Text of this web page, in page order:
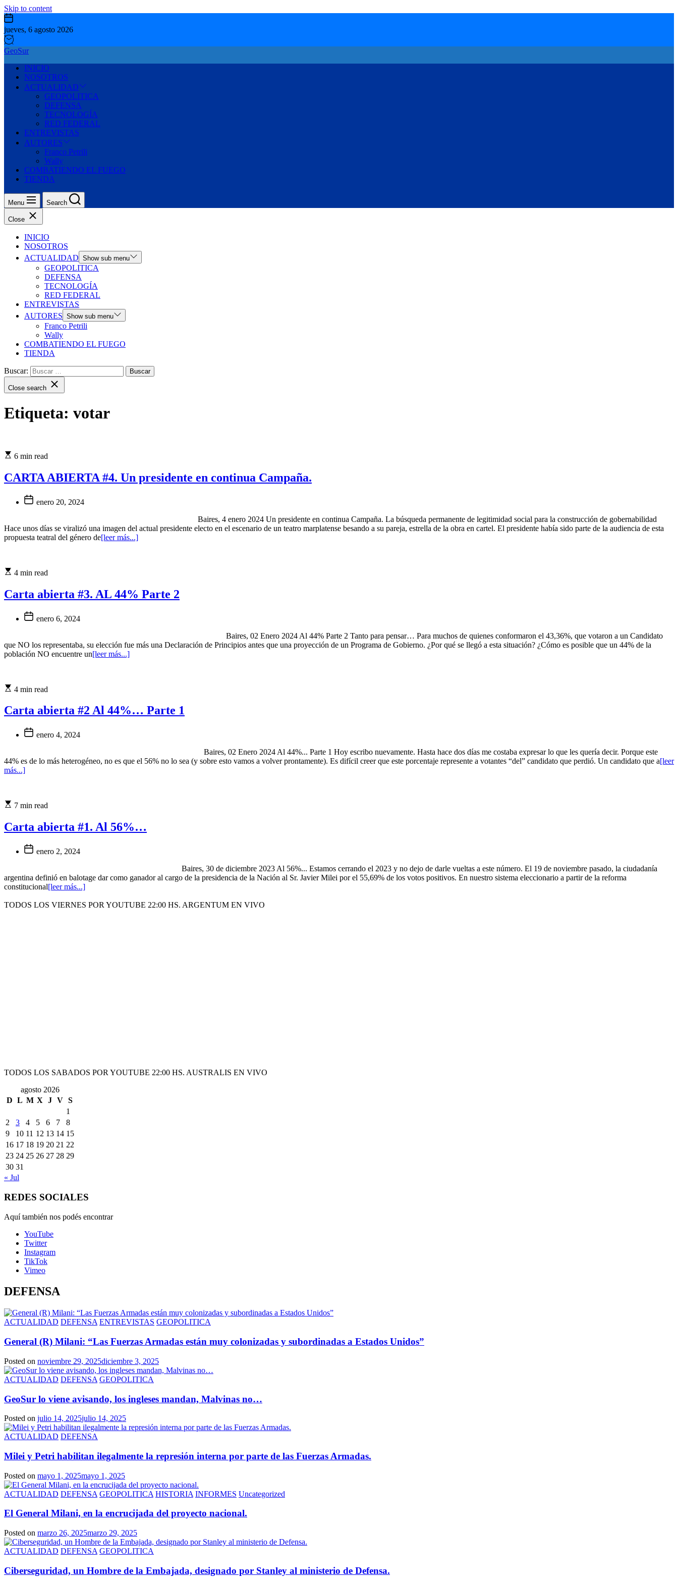
Skip to content
jueves, 6 agosto 2026
GeoSur
INICIO
NOSOTROS
ACTUALIDAD
GEOPOLITICA
DEFENSA
TECNOLOGÍA
RED FEDERAL
ENTREVISTAS
AUTORES
Franco Petrili
Wally
COMBATIENDO EL FUEGO
TIENDA
Menu Search
Close
INICIO
NOSOTROS
ACTUALIDAD Show sub menu
GEOPOLITICA
DEFENSA
TECNOLOGÍA
RED FEDERAL
ENTREVISTAS
AUTORES Show sub menu
Franco Petrili
Wally
COMBATIENDO EL FUEGO
TIENDA
Buscar:
Close search
Etiqueta: votar
6 min read
CARTA ABIERTA #4. Un presidente en continua Campaña.
enero 20, 2024
Baires, 4 enero 2024 Un presidente en continua Campaña. La búsqueda permanente de legitimidad social para la construcción de gobernabilidad
Hace unos días se viralizó una imagen del actual presidente electo en el escenario de un teatro marplatense besando a su pareja, estrella de la obra en cartel. El presidente había sido parte de la audiencia de esta
propuesta teatral del género de[leer más...]
4 min read
Carta abierta #3. AL 44% Parte 2
enero 6, 2024
Baires, 02 Enero 2024 Al 44% Parte 2 Tanto para pensar… Para muchos de quienes conformaron el 43,36%, que votaron a un Candidato
que NO los representaba, su elección fue más una Declaración de Principios antes que una proyección de un Programa de Gobierno. ¿Por qué se llegó a esta situación? ¿Cómo es posible que un 44% de la
población NO encuentre un[leer más...]
4 min read
Carta abierta #2 Al 44%… Parte 1
enero 4, 2024
Baires, 02 Enero 2024 Al 44%... Parte 1 Hoy escribo nuevamente. Hasta hace dos días me costaba expresar lo que les quería decir. Porque este
44% es de lo más heterogéneo, no es que el 56% no lo sea (y sobre esto vamos a volver prontamente). Es difícil creer que este porcentaje represente a votantes “del” candidato que perdió. Un candidato que a[leer
más...]
7 min read
Carta abierta #1. Al 56%…
enero 2, 2024
Baires, 30 de diciembre 2023 Al 56%... Estamos cerrando el 2023 y no dejo de darle vueltas a este número. El 19 de noviembre pasado, la ciudadanía
argentina definió en balotage dar como ganador al cargo de la presidencia de la Nación al Sr. Javier Milei por el 55,69% de los votos positivos. En nuestro sistema eleccionario a partir de la reforma
constitucional[leer más...]
TODOS LOS VIERNES POR YOUTUBE 22:00 HS. ARGENTUM EN VIVO
TODOS LOS SABADOS POR YOUTUBE 22:00 HS. AUSTRALIS EN VIVO
agosto 2026
D L M X J V S
1
2
3 4 5 6 7
8
9
10 11 12 13 14 15
16 17 18 19 20 21 22
23 24 25 26 27 28 29
30 31
« Jul
REDES SOCIALES
Aquí también nos podés encontrar
YouTube
Twitter
Instagram
TikTok
Vimeo
DEFENSA
ACTUALIDAD DEFENSA ENTREVISTAS GEOPOLITICA
General (R) Milani: “Las Fuerzas Armadas están muy colonizadas y subordinadas a Estados Unidos”
Posted on noviembre 29, 2025diciembre 3, 2025
ACTUALIDAD DEFENSA GEOPOLITICA
GeoSur lo viene avisando, los ingleses mandan, Malvinas no…
Posted on julio 14, 2025julio 14, 2025
ACTUALIDAD DEFENSA
Milei y Petri habilitan ilegalmente la represión interna por parte de las Fuerzas Armadas.
Posted on mayo 1, 2025mayo 1, 2025
ACTUALIDAD DEFENSA GEOPOLITICA HISTORIA INFORMES Uncategorized
El General Milani, en la encrucijada del proyecto nacional.
Posted on marzo 26, 2025marzo 29, 2025
ACTUALIDAD DEFENSA GEOPOLITICA
Ciberseguridad, un Hombre de la Embajada, designado por Stanley al ministerio de Defensa.